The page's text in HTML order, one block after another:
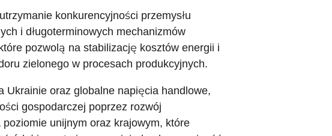
konkurencyjności przemysłu
i długoterminowych mechanizmów
pozwolą na stabilizację kosztów energii i
zielonego w procesach produkcyjnych.
Ukrainie oraz globalne napięcia handlowe,
gospodarczej poprzez rozwój
unijnym oraz krajowym, które